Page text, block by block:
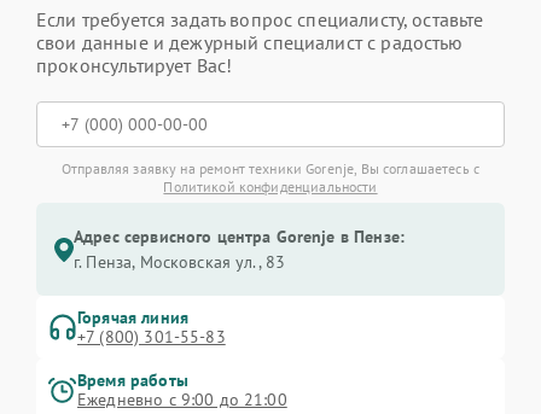
Если требуется задать вопрос специалисту, оставьте
свои данные и дежурный специалист с радостью
проконсультирует Вас!
Отправляя заявку на ремонт техники Gorenje, Вы соглашаетесь с
Политикой конфиденциальности
Адрес сервисного центра Gorenje в Пензе:
г. Пенза, Московская ул., 83
Горячая линия
+7 (800) 301-55-83
Время работы
Ежедневно с 9:00 до 21:00